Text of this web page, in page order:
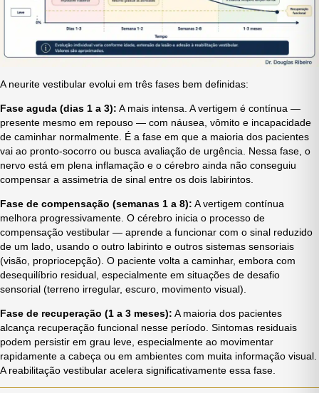
A neurite vestibular evolui em três fases bem definidas:
Fase aguda (dias 1 a 3): A mais intensa. A vertigem é contínua —
presente mesmo em repouso — com náusea, vômito e incapacidade
de caminhar normalmente. É a fase em que a maioria dos pacientes
vai ao pronto-socorro ou busca avaliação de urgência. Nessa fase, o
nervo está em plena inflamação e o cérebro ainda não conseguiu
compensar a assimetria de sinal entre os dois labirintos.
Fase de compensação (semanas 1 a 8): A vertigem contínua
melhora progressivamente. O cérebro inicia o processo de
compensação vestibular — aprende a funcionar com o sinal reduzido
de um lado, usando o outro labirinto e outros sistemas sensoriais
(visão, propriocepção). O paciente volta a caminhar, embora com
desequilíbrio residual, especialmente em situações de desafio
sensorial (terreno irregular, escuro, movimento visual).
Fase de recuperação (1 a 3 meses): A maioria dos pacientes
alcança recuperação funcional nesse período. Sintomas residuais
podem persistir em grau leve, especialmente ao movimentar
rapidamente a cabeça ou em ambientes com muita informação visual.
A reabilitação vestibular acelera significativamente essa fase.